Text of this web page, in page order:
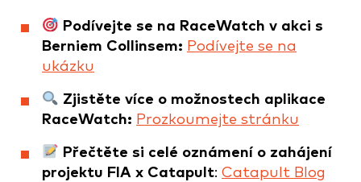
Podívejte se na RaceWatch v akci s
Berniem Collinsem: Podívejte se na
ukázku
Zjistěte více o možnostech aplikace
RaceWatch: Prozkoumejte stránku
Přečtěte si celé oznámení o zahájení
projektu FIA x Catapult: Catapult Blog